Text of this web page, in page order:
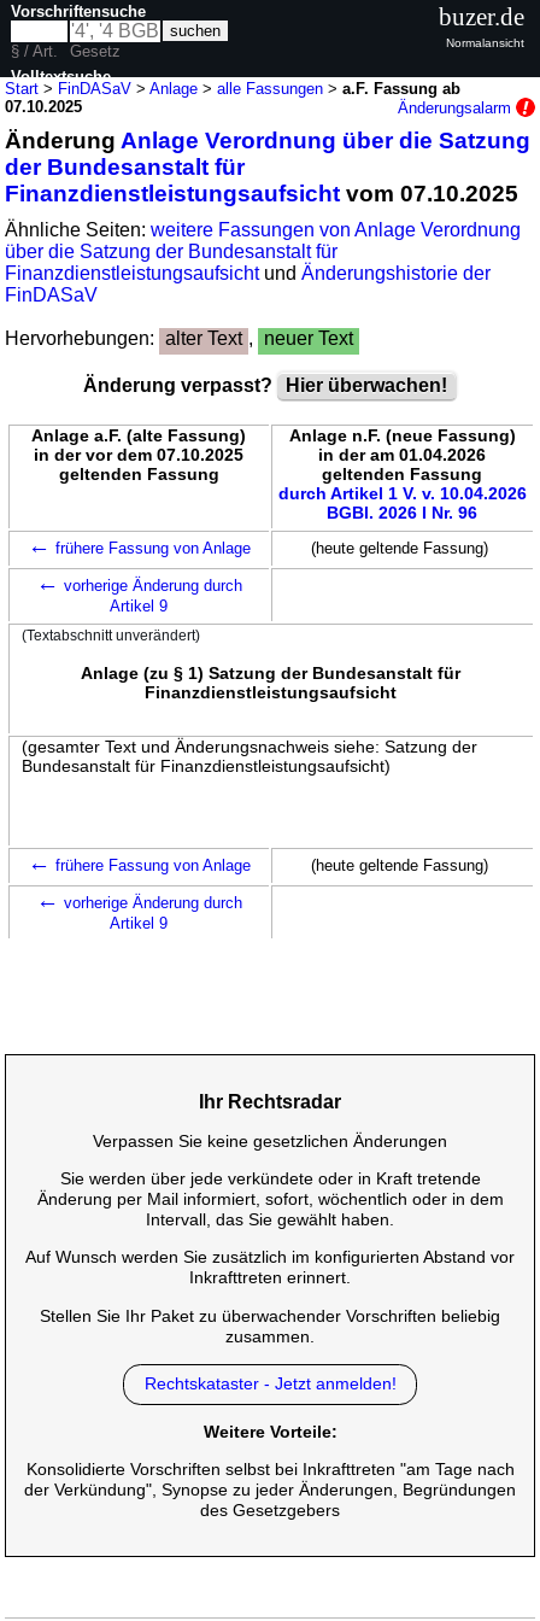
Start > FinDASaV >Anlage >alle Fassungen >a.F. Fassung ab
07.10.2025
Änderungsalarm
Änderung Anlage Verordnung über die Satzung
der Bundesanstalt für
Finanzdienstleistungsaufsicht vom 07.10.2025
Ähnliche Seiten:weitere Fassungen von Anlage Verordnung
über die Satzung der Bundesanstalt für
FinanzdienstleistungsaufsichtundÄnderungshistorie der
FinDASaV
Hervorhebungen: alter Text , neuer Text
Änderung verpasst? Hier überwachen!
Anlage a.F. (alte Fassung)
in der vor dem 07.10.2025
geltenden Fassung
Anlage n.F. (neue Fassung)
in der am 01.04.2026
geltenden Fassung
durch Artikel 1 V. v. 10.04.2026
BGBl. 2026 I Nr. 96
← frühere Fassung von Anlage (heute geltende Fassung)
← vorherige Änderung durch
Artikel 9
(Textabschnitt unverändert)
Anlage (zu § 1) Satzung der Bundesanstalt für
Finanzdienstleistungsaufsicht
(gesamter Text und Änderungsnachweis siehe: Satzung der
Bundesanstalt für Finanzdienstleistungsaufsicht)
← frühere Fassung von Anlage (heute geltende Fassung)
← vorherige Änderung durch
Artikel 9
Vorschriftensuche
§ / Art.
Gesetz
Volltextsuche
buzer.de
Normalansicht
Ihr Rechtsradar
Verpassen Sie keine gesetzlichen Änderungen
Sie werden über jede verkündete oder in Kraft tretende
Änderung per Mail informiert, sofort, wöchentlich oder in dem
Intervall, das Sie gewählt haben.
Auf Wunsch werden Sie zusätzlich im konfigurierten Abstand vor
Inkrafttreten erinnert.
Stellen Sie Ihr Paket zu überwachender Vorschriften beliebig
zusammen.
Rechtskataster - Jetzt anmelden!
Weitere Vorteile:
Konsolidierte Vorschriften selbst bei Inkrafttreten "am Tage nach
der Verkündung", Synopse zu jeder Änderungen, Begründungen
des Gesetzgebers